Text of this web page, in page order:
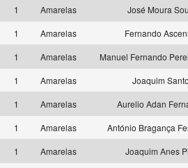
1 Amarelas
José Moura
1 Amarelas
Fernando
1 Amarelas
Manuel Fernando
1 Amarelas
Joaquim
1 Amarelas
Aurelio Adan
1 Amarelas
António Bragança
1 Amarelas
Joaquim Anes